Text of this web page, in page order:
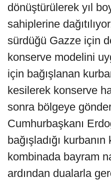
dönüştürülerek yıl
sahiplerine
sürdüğü Gazze için
konserve modelini
için bağışlanan
kesilerek konserve
sonra bölgeye
Cumhurbaşkanı
bağışladığı
kombinada bayram
ardından dualarla